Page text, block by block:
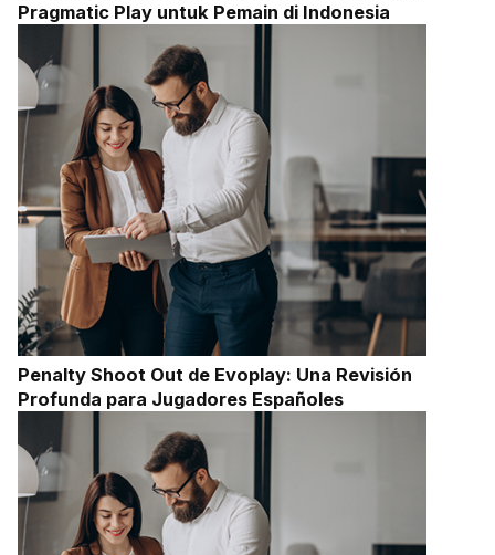
Pragmatic Play untuk Pemain di Indonesia
Penalty Shoot Out de Evoplay: Una Revisión
Profunda para Jugadores Españoles